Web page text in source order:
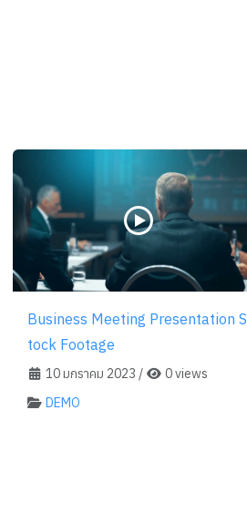
Business Meeting Presentation S
tock Footage
10 มกราคม 2023 /
0 views
DEMO